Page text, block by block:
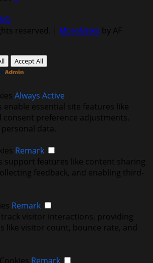
reserved. | MoreNews by AF
Accept All
Always Active
enable essential site features like
consent preference adjustments.
data.
Remark
support features like content sharing
feedback, and enabling third-
Remark
track visitor interactions, providing
like visitor count, bounce rate, and
Remark